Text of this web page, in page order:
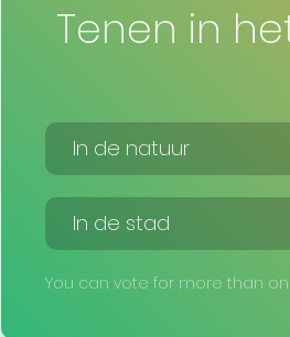
Tenen in
In de natuur
In de stad
You can vote for more than